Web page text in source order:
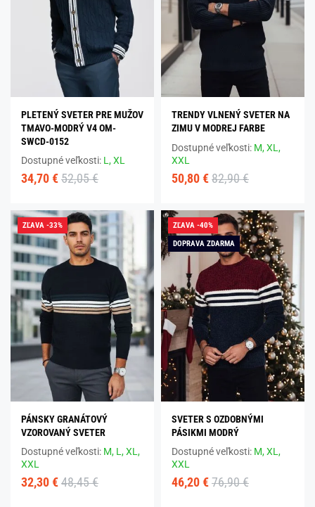
PLETENÝ SVETER PRE MUŽOV
TMAVO-MODRÝ V4 OM-
SWCD-0152
Dostupné veľkosti: L,XL
34,70 € 52,05 €
TRENDY VLNENÝ SVETER NA
ZIMU V MODREJ FARBE
Dostupné veľkosti: M,XL,
XXL
50,80 € 82,90 €
ZĽAVA -33%
PÁNSKY GRANÁTOVÝ
VZOROVANÝ SVETER
Dostupné veľkosti: M, L,XL,
XXL
32,30 € 48,45 €
ZĽAVA -40%
DOPRAVA ZDARMA
SVETER S OZDOBNÝMI
PÁSIKMI MODRÝ
Dostupné veľkosti: M,XL,
XXL
46,20 € 76,90 €